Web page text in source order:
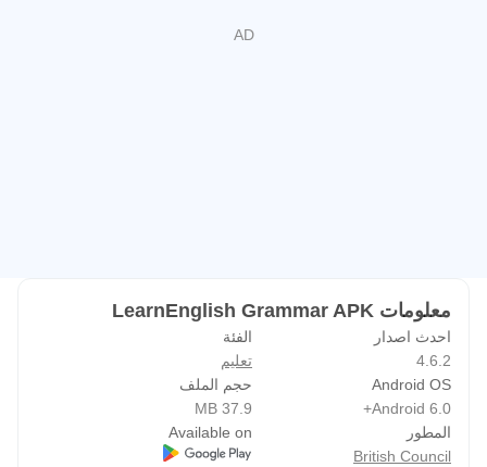
أكثر من5,500,000 مرة.
احصل على المزيد من تطبيقات تعلم الإنجليزية من المجلس
الثقافي البريطاني على:
http://learnenglish.britishcouncil.org/ar/apps
معلومات LearnEnglish Grammar APK
احدث اصدار
4.6.2
الفئة
تعليم
Android OS
Android 6.0+
حجم الملف
37.9 MB
المطور
British Council
Available on